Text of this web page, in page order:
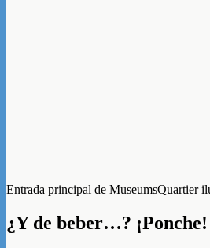
Entrada principal de MuseumsQuartier
¿Y de beber…? ¡Ponche!